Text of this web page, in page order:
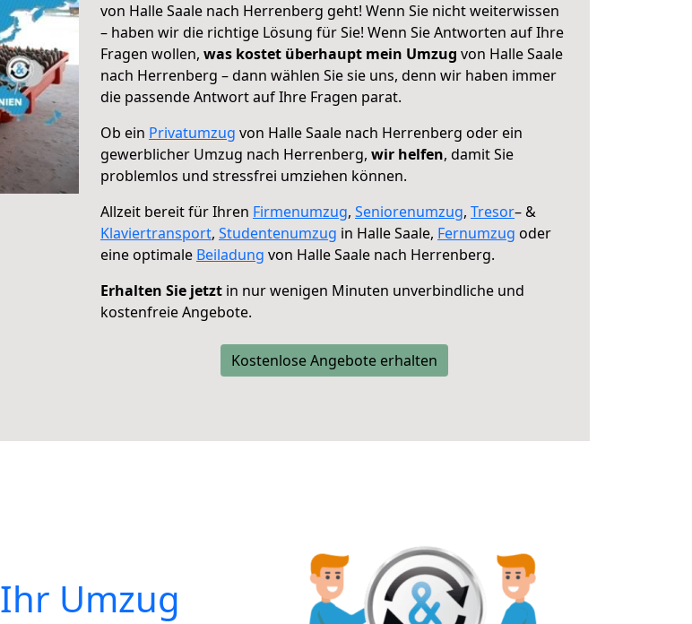
von Halle Saale nach Herrenberg geht! Wenn Sie nicht weiterwissen
– haben wir die richtige Lösung für Sie! Wenn Sie Antworten auf Ihre
Fragen wollen, was kostet überhaupt mein Umzug von Halle Saale
nach Herrenberg – dann wählen Sie sie uns, denn wir haben immer
die passende Antwort auf Ihre Fragen parat.
Ob ein Privatumzug von Halle Saale nach Herrenberg oder ein
gewerblicher Umzug nach Herrenberg, wir helfen, damit Sie
problemlos und stressfrei umziehen können.
Allzeit bereit für Ihren Firmenumzug, Seniorenumzug, Tresor– &
Klaviertransport, Studentenumzug in Halle Saale, Fernumzug oder
eine optimale Beiladung von Halle Saale nach Herrenberg.
Erhalten Sie jetzt in nur wenigen Minuten unverbindliche und
kostenfreie Angebote.
Kostenlose Angebote erhalten
Ihr Umzug